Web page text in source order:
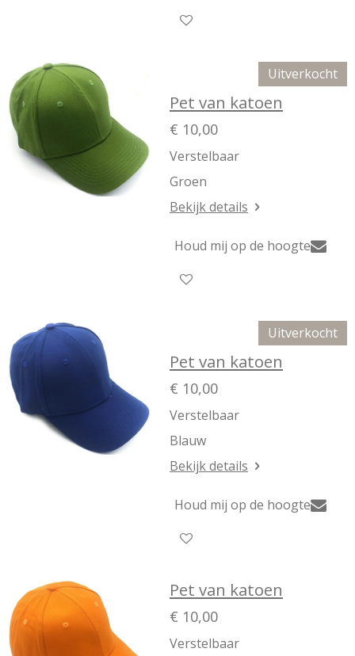
Uitverkocht
Pet van katoen
€ 10,00
Verstelbaar
Groen
Bekijk details
Houd mij op de hoogte
Uitverkocht
Pet van katoen
€ 10,00
Verstelbaar
Blauw
Bekijk details
Houd mij op de hoogte
Pet van katoen
€ 10,00
Verstelbaar